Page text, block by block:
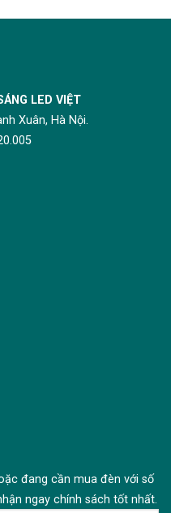
LED VIỆT
Xuân, Hà Nội.
đang cần mua đèn với số
ngay chính sách tốt nhất.